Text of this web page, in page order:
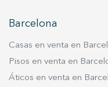
incluye una plaza
una clasificación
eficiencia y sostenibilidad.
centro de Sant
Barcelona
Casas en venta en
Pisos en venta en
Áticos en venta en